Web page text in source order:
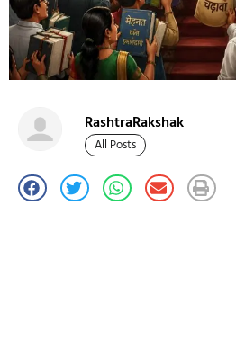
RashtraRakshak
All Posts